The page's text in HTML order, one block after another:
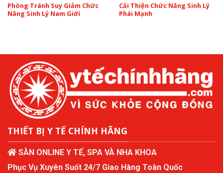
Phòng Tránh Suy Giảm Chức
Năng Sinh Lý Nam Giới
Cải Thiện Chức Năng Sinh Lý
Phái Mạnh
THIẾT BỊ Y TẾ CHÍNH HÃNG
SÀN ONLINE Y TẾ, SPA VÀ NHA KHOA
Phục Vụ Xuyên Suốt 24/7 Giao Hàng Toàn Quốc